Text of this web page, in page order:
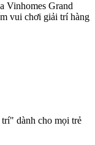
Vinhomes Grand
vui chơi giải trí hàng
dành cho mọi trẻ